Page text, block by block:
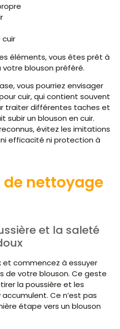
cuir
éléments, vous êtes prêt à
blouson préféré.
vous pourriez envisager
cuir, qui contient souvent
traiter différentes taches et
subir un blouson en cuir.
évitez les imitations
efficacité ni protection à
nettoyage
et la saleté
et commencez à essuyer
de votre blouson. Ce geste
la poussière et les
Ce n’est pas
étape vers un blouson